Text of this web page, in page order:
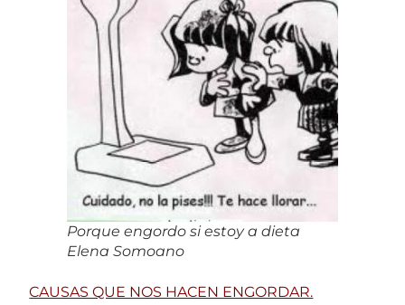
Porque engordo si estoy a dieta
Elena Somoano
CAUSAS QUE NOS HACEN ENGORDAR.